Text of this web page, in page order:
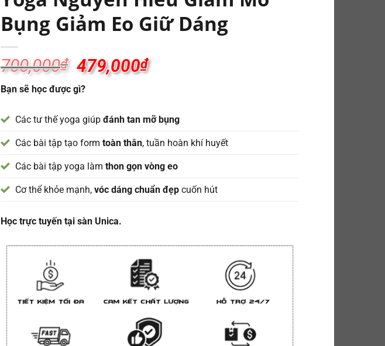
Bụng Giảm Eo Giữ Dáng
700,000₫ 479,000₫
Bạn sẽ học được gì?
Các tư thế yoga giúp đánh tan mỡ bụng
Các bài tập tạo form toàn thân, tuần hoàn khí huyết
Các bài tập yoga làm thon gọn vòng eo
Cơ thể khỏe mạnh, vóc dáng chuẩn đẹp cuốn hút
Học trực tuyến tại sàn Unica.